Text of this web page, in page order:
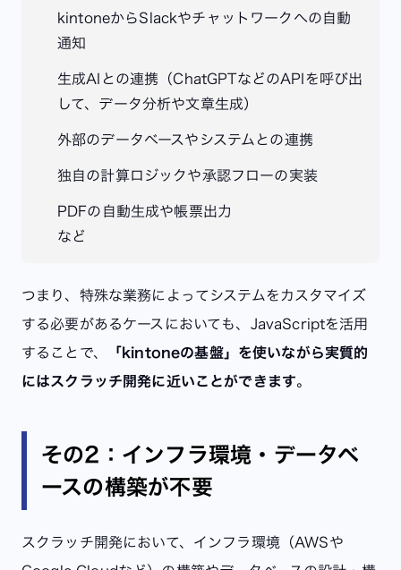
kintoneからSlackやチャットワークへの自動
通知
生成AIとの連携（ChatGPTなどのAPIを呼び出
して、データ分析や文章生成）
外部のデータベースやシステムとの連携
独自の計算ロジックや承認フローの実装
PDFの自動生成や帳票出力
など
つまり、特殊な業務によってシステムをカスタマイズ
する必要があるケースにおいても、JavaScriptを活用
することで、
「kintoneの基盤」を使いながら実質的
にはスクラッチ開発に近いことができます。
その2：インフラ環境・データベ
ースの構築が不要
スクラッチ開発において、インフラ環境（AWSや